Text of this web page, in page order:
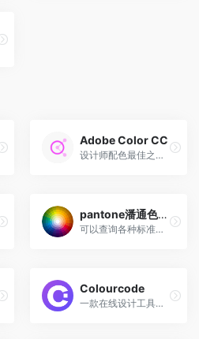
Adobe Color CC
设计师配色最佳之选，Adobe官方出品
pantone潘通色查询
可以查询各种标准色号
Colourcode
一款在线设计工具，可让您轻松直观地组合颜色。